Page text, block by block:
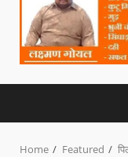
Home Featured